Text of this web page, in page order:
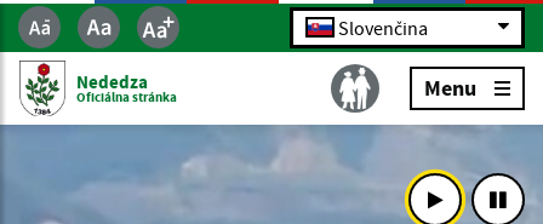
Slovenčina
Nededza
Oficiálna stránka Menu